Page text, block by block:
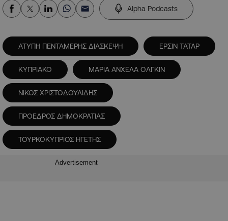
Alpha Podcasts
ΑΤΥΠΗ ΠΕΝΤΑΜΕΡΗΣ ΔΙΑΣΚΕΨΗ ΕΡΣΙΝ ΤΑΤΑΡ
ΚΥΠΡΙΑΚΟ ΜΑΡΙΑ ΑΝΧΕΛΑ ΟΛΓΚΙΝ
ΝΙΚΟΣ ΧΡΙΣΤΟΔΟΥΛΙΔΗΣ
ΠΡΟΕΔΡΟΣ ΔΗΜΟΚΡΑΤΙΑΣ
ΤΟΥΡΚΟΚΥΠΡΙΟΣ ΗΓΕΤΗΣ
Advertisement